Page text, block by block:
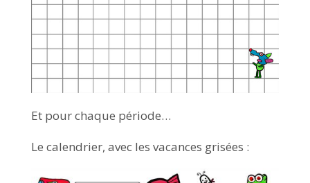
Et pour chaque période…
Le calendrier, avec les vacances grisées :